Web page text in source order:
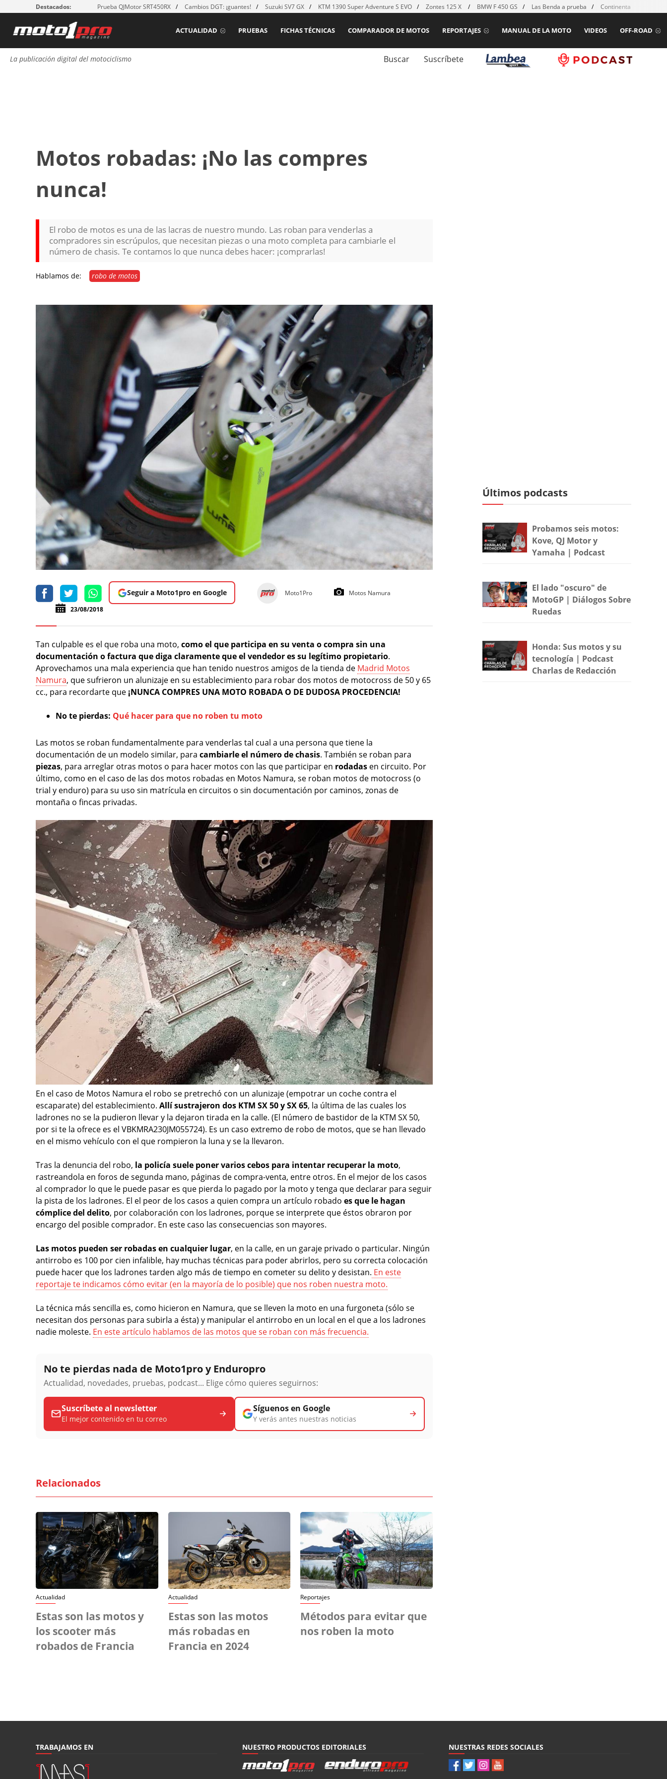
Destacados: Prueba QJMotor SRT450RX Cambios DGT: ¡guantes! Suzuki SV7 GX KTM 1390 Super Adventure S EVO Zontes 125 X BMW F 450 GS Las Benda a prueba Continental TKC80 mk2
OFF-ROAD
VIDEOS
MANUAL DE LA MOTO
REPORTAJES
COMPARADOR DE MOTOS
FICHAS TÉCNICAS
PRUEBAS
ACTUALIDAD
La publicación digital del motociclismo Buscar Suscríbete
Motos robadas: ¡No las compres
nunca!
El robo de motos es una de las lacras de nuestro mundo. Las roban para venderlas a
compradores sin escrúpulos, que necesitan piezas o una moto completa para cambiarle el
número de chasis. Te contamos lo que nunca debes hacer: ¡comprarlas!
Hablamos de: robo de motos
Seguir a Moto1pro en Google Moto1Pro
Motos Namura
23/08/2018
Tan culpable es el que roba una moto, como el que participa en su venta o compra sin una
documentación o factura que diga claramente que el vendedor es su legítimo propietario.
Aprovechamos una mala experiencia que han tenido nuestros amigos de la tienda de Madrid Motos
Namura, que sufrieron un alunizaje en su establecimiento para robar dos motos de motocross de 50 y 65
cc., para recordarte que ¡NUNCA COMPRES UNA MOTO ROBADA O DE DUDOSA PROCEDENCIA!
No te pierdas: Qué hacer para que no roben tu moto
Las motos se roban fundamentalmente para venderlas tal cual a una persona que tiene la
documentación de un modelo similar, para cambiarle el número de chasis. También se roban para
piezas, para arreglar otras motos o para hacer motos con las que participar en rodadas en circuito. Por
último, como en el caso de las dos motos robadas en Motos Namura, se roban motos de motocross (o
trial y enduro) para su uso sin matrícula en circuitos o sin documentación por caminos, zonas de
montaña o fincas privadas.
En el caso de Motos Namura el robo se pretrechó con un alunizaje (empotrar un coche contra el
escaparate) del establecimiento. Allí sustrajeron dos KTM SX 50 y SX 65, la última de las cuales los
ladrones no se la pudieron llevar y la dejaron tirada en la calle. (El número de bastidor de la KTM SX 50,
por si te la ofrece es el VBKMRA230JM055724). Es un caso extremo de robo de motos, que se han llevado
en el mismo vehículo con el que rompieron la luna y se la llevaron.
Tras la denuncia del robo, la policía suele poner varios cebos para intentar recuperar la moto,
rastreandola en foros de segunda mano, páginas de compra-venta, entre otros. En el mejor de los casos
al comprador lo que le puede pasar es que pierda lo pagado por la moto y tenga que declarar para seguir
la pista de los ladrones. El el peor de los casos a quien compra un artículo robado es que le hagan
cómplice del delito, por colaboración con los ladrones, porque se interprete que éstos obraron por
encargo del posible comprador. En este caso las consecuencias son mayores.
Las motos pueden ser robadas en cualquier lugar, en la calle, en un garaje privado o particular. Ningún
antirrobo es 100 por cien infalible, hay muchas técnicas para poder abrirlos, pero su correcta colocación
puede hacer que los ladrones tarden algo más de tiempo en cometer su delito y desistan. En este
reportaje te indicamos cómo evitar (en la mayoría de lo posible) que nos roben nuestra moto.
La técnica más sencilla es, como hicieron en Namura, que se lleven la moto en una furgoneta (sólo se
necesitan dos personas para subirla a ésta) y manipular el antirrobo en un local en el que a los ladrones
nadie moleste. En este artículo hablamos de las motos que se roban con más frecuencia.
No te pierdas nada de Moto1pro y Enduropro
Actualidad, novedades, pruebas, podcast... Elige cómo quieres seguirnos:
Suscríbete al newsletter
El mejor contenido en tu correo
Síguenos en Google
Y verás antes nuestras noticias
Relacionados
Actualidad
Estas son las motos y
los scooter más
robados de Francia
Actualidad
Estas son las motos
más robadas en
Francia en 2024
Reportajes
Métodos para evitar que
nos roben la moto
Últimos podcasts
Probamos seis motos:
Kove, QJ Motor y
Yamaha | Podcast
El lado "oscuro" de
MotoGP | Diálogos Sobre
Ruedas
Honda: Sus motos y su
tecnología | Podcast
Charlas de Redacción
TRABAJAMOS EN NUESTRO PRODUCTOS EDITORIALES NUESTRAS REDES SOCIALES